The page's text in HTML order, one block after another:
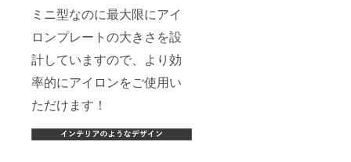
ミニ型なのに最大限にアイ
ロンプレートの大きさを設
計していますので、より効
率的にアイロンをご使用い
ただけます！